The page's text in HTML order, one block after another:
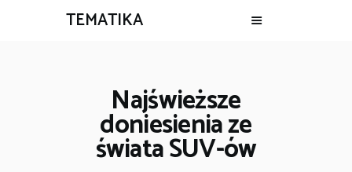
TEMATIKA
Najświeższe
doniesienia ze
świata SUV-ów